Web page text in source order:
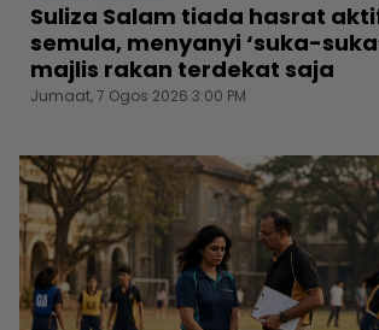
Suliza Salam tiada hasrat
semula, menyanyi ‘suka-
majlis rakan terdekat saja
Jumaat, 7 Ogos 2026 3:00 PM